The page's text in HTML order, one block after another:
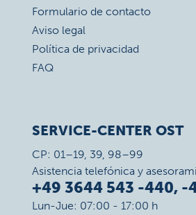
Formulario de contacto
Aviso legal
Política de privacidad
FAQ
SERVICE-CENTER OST
CP: 01–19, 39, 98–99
Asistencia telefónica y
+49 3644 543 -440, -
Lun-Jue: 07:00 - 17:00 h